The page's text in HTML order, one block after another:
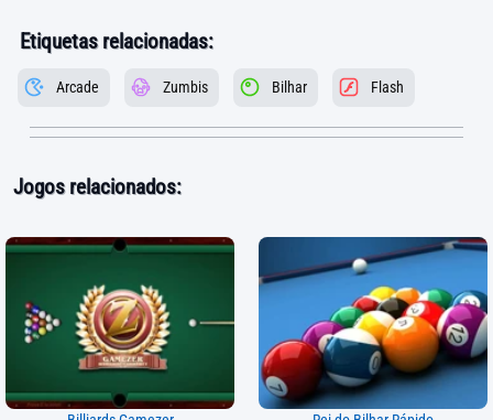
Etiquetas relacionadas:
Arcade Zumbis Bilhar Flash
Jogos relacionados: